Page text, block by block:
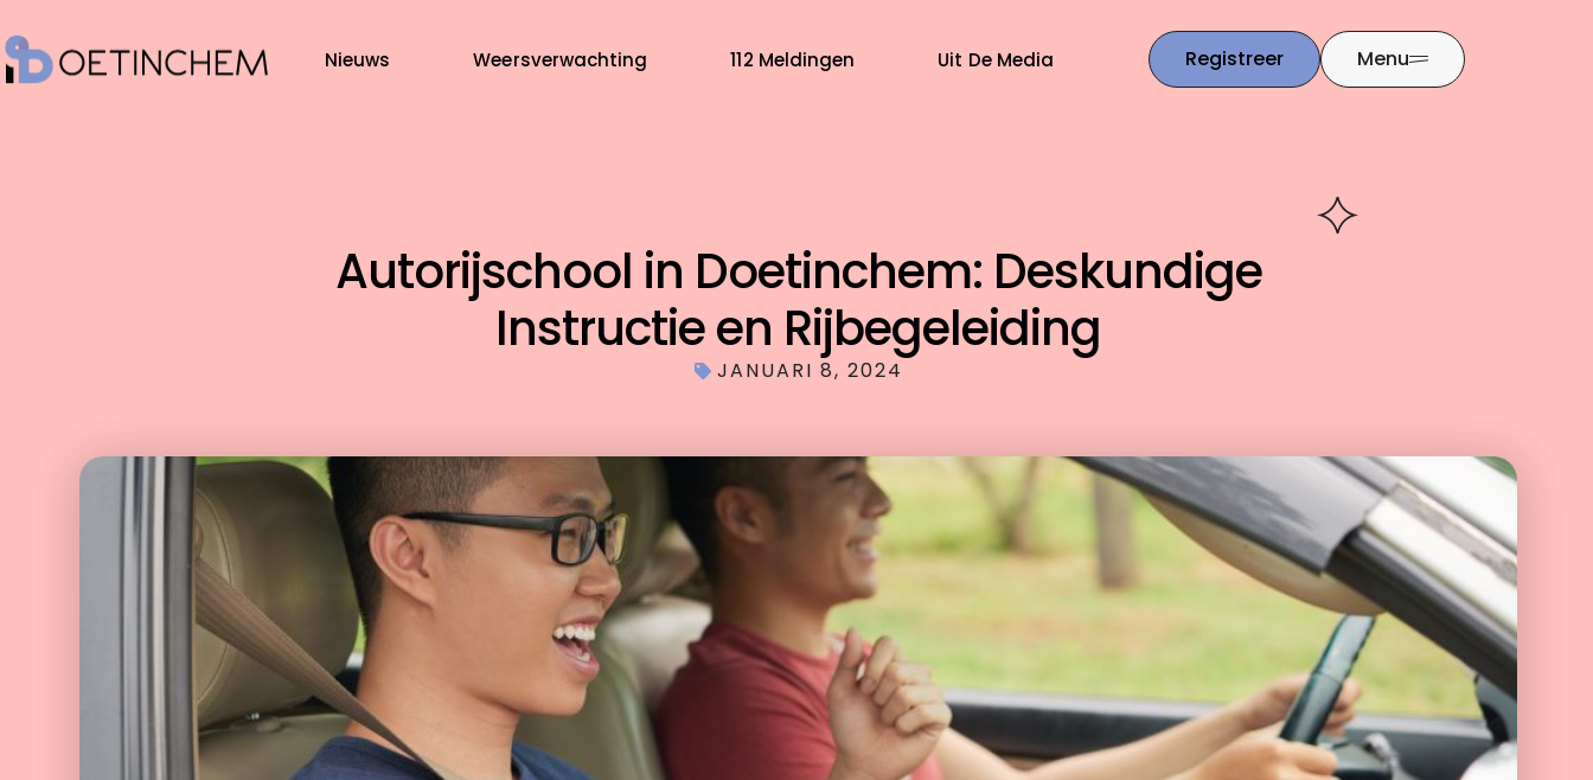
Nieuws Weersverwachting 112 Meldingen Uit De Media Registreer Menu
Autorijschool in Doetinchem: Deskundige
Instructie en Rijbegeleiding
JANUARI 8, 2024